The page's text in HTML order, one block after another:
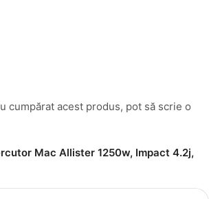
Mac Allister 1250w, Impact 4.2j,
cumpărat acest produs, pot să scrie o